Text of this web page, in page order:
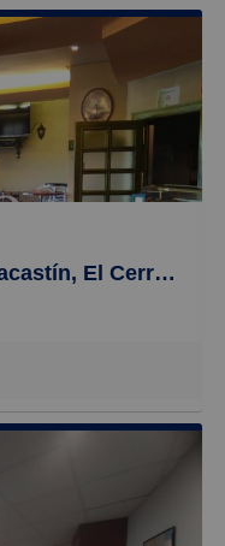
- Crtra. San Rafael